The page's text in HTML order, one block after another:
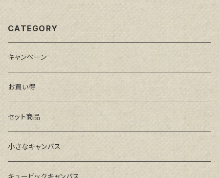
CATEGORY
キャンペーン
お買い得
セット商品
小さなキャンバス
キュービックキャンバス